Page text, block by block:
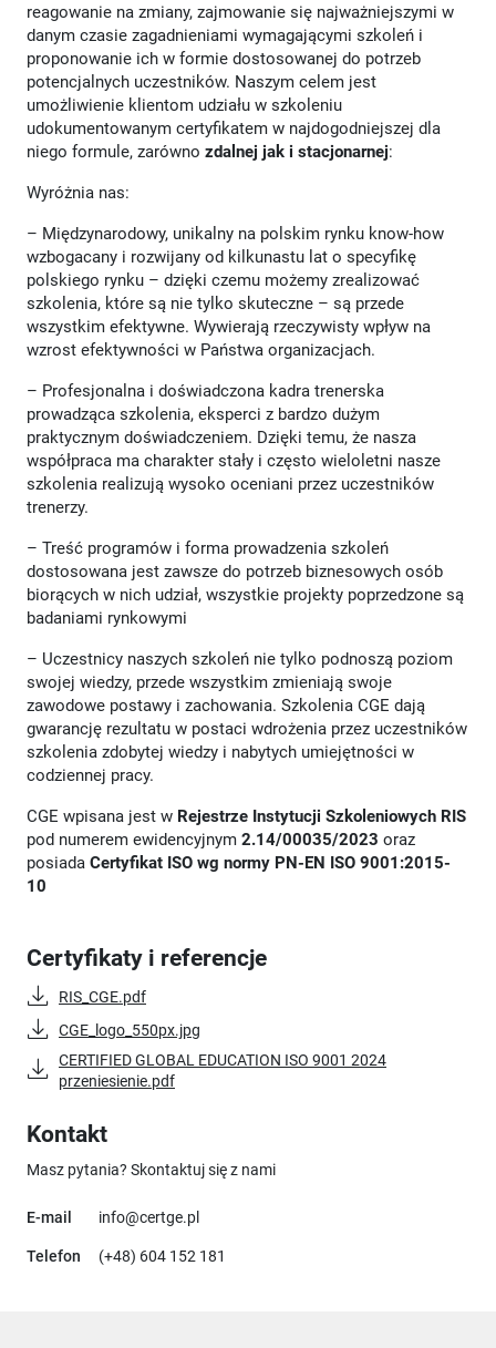
reagowanie na zmiany, zajmowanie się najważniejszymi w
danym czasie zagadnieniami wymagającymi szkoleń i
proponowanie ich w formie dostosowanej do potrzeb
potencjalnych uczestników. Naszym celem jest
umożliwienie klientom udziału w szkoleniu
udokumentowanym certyfikatem w najdogodniejszej dla
niego formule, zarówno zdalnej jak i stacjonarnej:
Wyróżnia nas:
– Międzynarodowy, unikalny na polskim rynku know-how
wzbogacany i rozwijany od kilkunastu lat o specyfikę
polskiego rynku – dzięki czemu możemy zrealizować
szkolenia, które są nie tylko skuteczne – są przede
wszystkim efektywne. Wywierają rzeczywisty wpływ na
wzrost efektywności w Państwa organizacjach.
– Profesjonalna i doświadczona kadra trenerska
prowadząca szkolenia, eksperci z bardzo dużym
praktycznym doświadczeniem. Dzięki temu, że nasza
współpraca ma charakter stały i często wieloletni nasze
szkolenia realizują wysoko oceniani przez uczestników
trenerzy.
– Treść programów i forma prowadzenia szkoleń
dostosowana jest zawsze do potrzeb biznesowych osób
biorących w nich udział, wszystkie projekty poprzedzone są
badaniami rynkowymi
– Uczestnicy naszych szkoleń nie tylko podnoszą poziom
swojej wiedzy, przede wszystkim zmieniają swoje
zawodowe postawy i zachowania. Szkolenia CGE dają
gwarancję rezultatu w postaci wdrożenia przez uczestników
szkolenia zdobytej wiedzy i nabytych umiejętności w
codziennej pracy.
CGE wpisana jest w Rejestrze Instytucji Szkoleniowych RIS
pod numerem ewidencyjnym 2.14/00035/2023 oraz
posiada Certyfikat ISO wg normy PN-EN ISO 9001:2015-
10
Certyfikaty i referencje
RIS_CGE.pdf
CGE_logo_550px.jpg
CERTIFIED GLOBAL EDUCATION ISO 9001 2024
przeniesienie.pdf
Kontakt
Masz pytania? Skontaktuj się z nami
E-mail info@certge.pl
Telefon (+48) 604 152 181